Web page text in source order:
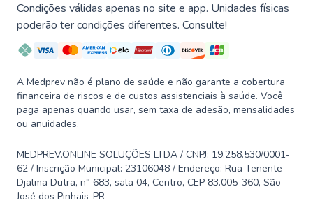
Condições válidas apenas no site e app. Unidades físicas
poderão ter condições diferentes. Consulte!
A Medprev não é plano de saúde e não garante a cobertura
financeira de riscos e de custos assistenciais à saúde. Você
paga apenas quando usar, sem taxa de adesão, mensalidades
ou anuidades.
MEDPREV.ONLINE SOLUÇÕES LTDA / CNPJ: 19.258.530/0001-
62 / Inscrição Municipal: 23106048 / Endereço: Rua Tenente
Djalma Dutra, n° 683, sala 04, Centro, CEP 83.005-360, São
José dos Pinhais-PR